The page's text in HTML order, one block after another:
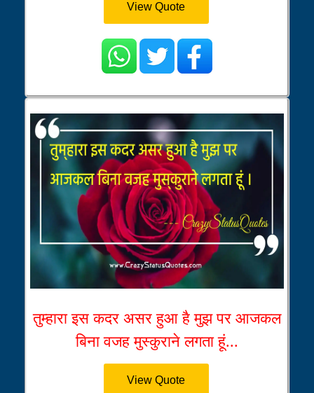
View Quote
तुम्हारा इस कदर असर हुआ है मुझ पर आजकल
बिना वजह मुस्कुराने लगता हूं...
View Quote